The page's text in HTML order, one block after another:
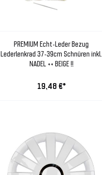
PREMIUM Echt-Leder Bezug
Lederlenkrad 37-39cm Schnüren inkl.
NADEL ++ BEIGE !!
19,48 €*